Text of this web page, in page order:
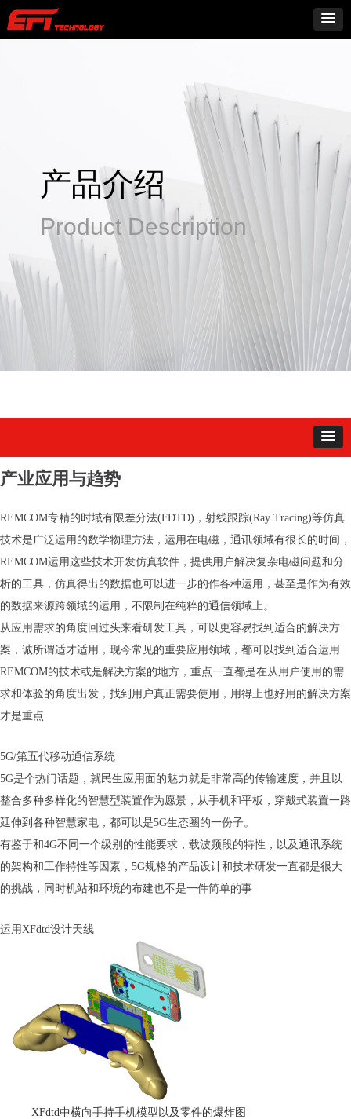
产业应用与趋势
REMCOM专精的时域有限差分法(FDTD)，射线跟踪(Ray Tracing)等仿真
技术是广泛运用的数学物理方法，运用在电磁，通讯领域有很长的时间，
REMCOM运用这些技术开发仿真软件，提供用户解决复杂电磁问题和分
析的工具，仿真得出的数据也可以进一步的作各种运用，甚至是作为有效
的数据来源跨领域的运用，不限制在纯粹的通信领域上。
从应用需求的角度回过头来看研发工具，可以更容易找到适合的解决方
案，诚所谓适才适用，现今常见的重要应用领域，都可以找到适合运用
REMCOM的技术或是解决方案的地方，重点一直都是在从用户使用的需
求和体验的角度出发，找到用户真正需要使用，用得上也好用的解决方案
才是重点
5G/第五代移动通信系统
5G是个热门话题，就民生应用面的魅力就是非常高的传输速度，并且以
整合多种多样化的智慧型装置作为愿景，从手机和平板，穿戴式装置一路
延伸到各种智慧家电，都可以是5G生态圈的一份子。
有鉴于和4G不同一个级别的性能要求，载波频段的特性，以及通讯系统
的架构和工作特性等因素，5G规格的产品设计和技术研发一直都是很大
的挑战，同时机站和环境的布建也不是一件简单的事
运用XFdtd设计天线
XFdtd中横向手持手机模型以及零件的爆炸图
产品介绍
Product Description